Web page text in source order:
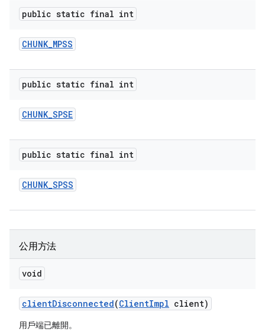
public static final int
CHUNK_MPSS
public static final int
CHUNK_SPSE
public static final int
CHUNK_SPSS
公用方法
void
clientDisconnected(ClientImpl client)
用戶端已離開。